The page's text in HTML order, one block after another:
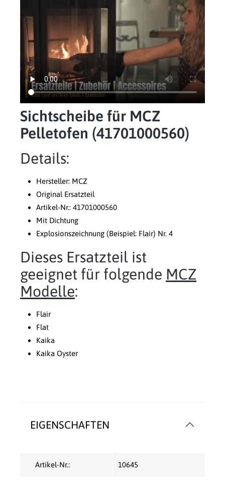
Sichtscheibe für MCZ
Pelletofen (41701000560)
Details:
Hersteller: MCZ
Original Ersatzteil
Artikel-Nr.: 41701000560
Mit Dichtung
Explosionszeichnung (Beispiel: Flair) Nr. 4
Dieses Ersatzteil ist
geeignet für folgende MCZ
Modelle:
Flair
Flat
Kaika
Kaika Oyster
EIGENSCHAFTEN
Artikel-Nr.: 10645